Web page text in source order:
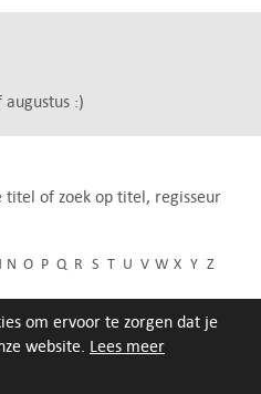
om ervoor te zorgen dat je
website. Lees meer
:)
titel of zoek op titel, regisseur
N O P Q R S T U V W X Y Z